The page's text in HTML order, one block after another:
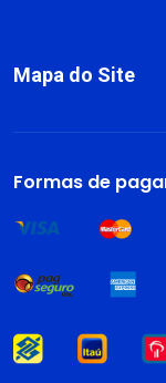
Mapa do Site
Formas de